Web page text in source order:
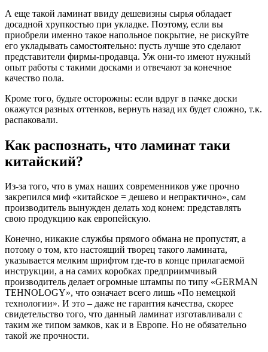
А еще такой ламинат ввиду дешевизны сырья обладает
досадной хрупкостью при укладке. Поэтому, если вы
приобрели именно такое напольное покрытие, не рискуйте
его укладывать самостоятельно: пусть лучше это сделают
представители фирмы-продавца. Уж они-то имеют нужный
опыт работы с такими досками и отвечают за конечное
качество пола.
Кроме того, будьте осторожны: если вдруг в пачке доски
окажутся разных оттенков, вернуть назад их будет сложно, т.к.
распаковали.
Как распознать, что ламинат таки
китайский?
Из-за того, что в умах наших современников уже прочно
закрепился миф «китайское = дешево и непрактично», сам
производитель вынужден делать ход конем: представлять
свою продукцию как европейскую.
Конечно, никакие службы прямого обмана не пропустят, а
потому о том, кто настоящий творец такого ламината,
указывается мелким шрифтом где-то в конце прилагаемой
инструкции, а на самих коробках предприимчивый
производитель делает огромные штампы по типу «GERMAN
TEHNOLOGY», что означает всего лишь «По немецкой
технологии». И это – даже не гарантия качества, скорее
свидетельство того, что данный ламинат изготавливали с
таким же типом замков, как и в Европе. Но не обязательно
такой же прочности.